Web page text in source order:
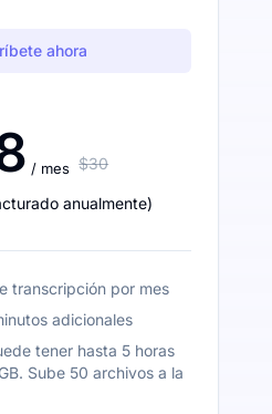
ahora
/ mes $30
anualmente)
transcripción por mes
adicionales
tener hasta 5 horas
Sube 50 archivos a la